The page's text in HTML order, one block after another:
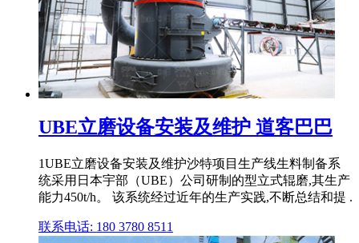
UBE立磨设备安装及维护 道客巴巴
1UBE立磨设备安装及维护沙特项目生产线生料制备系
统采用日本宇部（UBE）公司研制的型立式辊磨,其生产
能力450t/h。 该系统经过近年的生产实践,不断总结和提 .
联系电话: 180 3780 8511